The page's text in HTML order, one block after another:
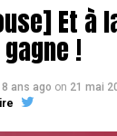
Et à
!
8 ans ago on 21 mai